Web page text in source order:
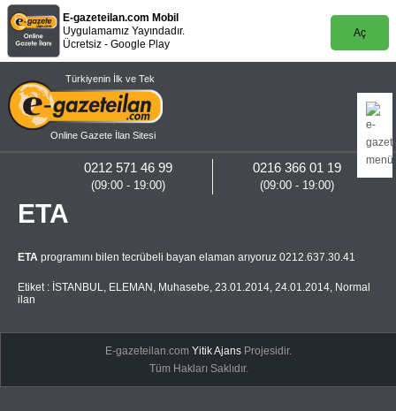
E-gazeteilan.com Mobil
Uygulamamız Yayındadır.
Ücretsiz - Google Play
Aç
Türkiyenin İlk ve Tek
Online Gazete İlan Sitesi
0216 366 01 19
(09:00 - 19:00)
0212 571 46 99
(09:00 - 19:00)
ETA
ETA programını bilen tecrübeli bayan elaman arıyoruz 0212.637.30.41
Etiket : İSTANBUL, ELEMAN , Muhasebe, 23.01.2014, 24.01.2014, Normal
ilan
E-gazeteilan.comYitik Ajans Projesidir.
Tüm Hakları Saklıdır.